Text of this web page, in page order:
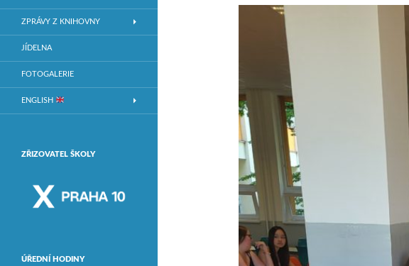
ZPRÁVY Z KNIHOVNY
JÍDELNA
FOTOGALERIE
ENGLISH
ZŘIZOVATEL ŠKOLY
ÚŘEDNÍ HODINY